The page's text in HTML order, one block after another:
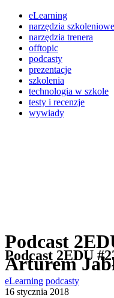
eLearning
narzędzia szkoleniowe
narzędzia trenera
offtopic
podcasty
prezentacje
szkolenia
technologia w szkole
testy i recenzje
wywiady
Podcast
Arturem
Podcast 2EDU
eLearning podcasty
16 stycznia 2018